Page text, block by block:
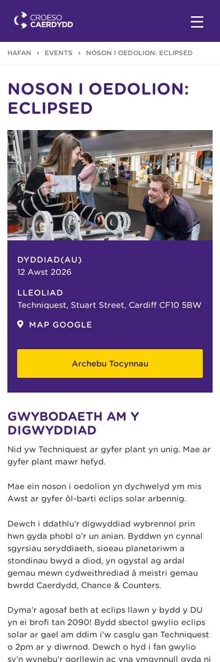
HAFAN EVENTS NOSON I OEDOLION: ECLIPSED
NOSON I OEDOLION:
ECLIPSED
DYDDIAD(AU)
12 Awst 2026
LLEOLIAD
Techniquest, Stuart Street, Cardiff CF10 5BW
MAP GOOGLE
Archebu Tocynnau
GWYBODAETH AM Y
DIGWYDDIAD
Nid yw Techniquest ar gyfer plant yn unig. Mae ar
gyfer plant mawr hefyd.
Mae ein noson i oedolion yn dychwelyd ym mis
Awst ar gyfer ôl-barti eclips solar arbennig.
Dewch i ddathlu’r digwyddiad wybrennol prin
hwn gyda phobl o’r un anian. Byddwn yn cynnal
sgyrsiau seryddiaeth, sioeau planetariwm a
stondinau bwyd a diod, yn ogystal ag ardal
gemau mewn cydweithrediad â meistri gemau
bwrdd Caerdydd, Chance & Counters.
Dyma’r agosaf beth at eclips llawn y bydd y DU
yn ei brofi tan 2090! Bydd sbectol gwylio eclips
solar ar gael am ddim i’w casglu gan Techniquest
o 2pm ar y diwrnod. Dewch o hyd i fan gwylio
sy’n wynebu’r gorllewin ac yna ymgynnull gyda ni